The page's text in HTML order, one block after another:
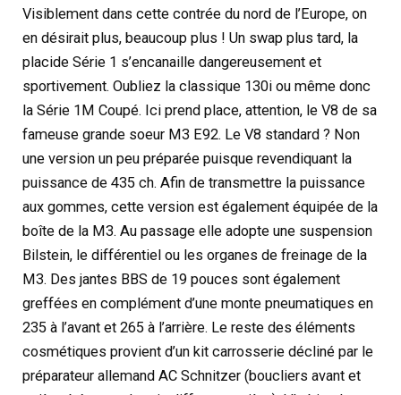
Visiblement dans cette contrée du nord de l’Europe, on
en désirait plus, beaucoup plus ! Un swap plus tard, la
placide Série 1 s’encanaille dangereusement et
sportivement. Oubliez la classique 130i ou même donc
la Série 1M Coupé. Ici prend place, attention, le V8 de sa
fameuse grande soeur M3 E92. Le V8 standard ? Non
une version un peu préparée puisque revendiquant la
puissance de 435 ch. Afin de transmettre la puissance
aux gommes, cette version est également équipée de la
boîte de la M3. Au passage elle adopte une suspension
Bilstein, le différentiel ou les organes de freinage de la
M3. Des jantes BBS de 19 pouces sont également
greffées en complément d’une monte pneumatiques en
235 à l’avant et 265 à l’arrière. Le reste des éléments
cosmétiques provient d’un kit carrosserie décliné par le
préparateur allemand AC Schnitzer (boucliers avant et